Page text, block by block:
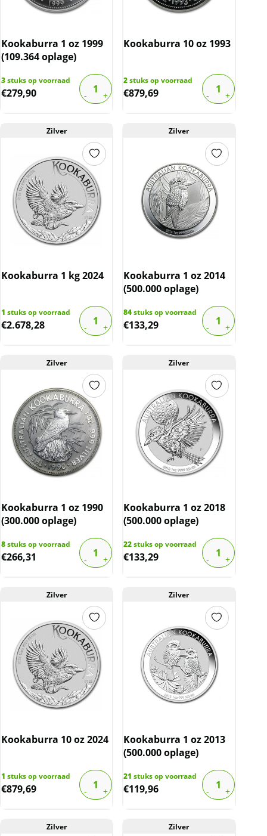
Kookaburra 1 oz 1999
(109.364 oplage)
3stuks op voorraad
€279,90
Kookaburra 10 oz 1993
2stuks op voorraad
€879,69
Zilver
Kookaburra 1 kg 2024
1 stuks op voorraad
€2.678,28
Zilver
Kookaburra 1 oz 2014
(500.000 oplage)
84stuks op voorraad
€133,29
Zilver
Kookaburra 1 oz 1990
(300.000 oplage)
8stuks op voorraad
€266,31
Zilver
Kookaburra 1 oz 2018
(500.000 oplage)
22stuks op voorraad
€133,29
Zilver
Kookaburra 10 oz 2024
1 stuks op voorraad
€879,69
Zilver
Kookaburra 1 oz 2013
(500.000 oplage)
21 stuks op voorraad
€119,96
Zilver Zilver